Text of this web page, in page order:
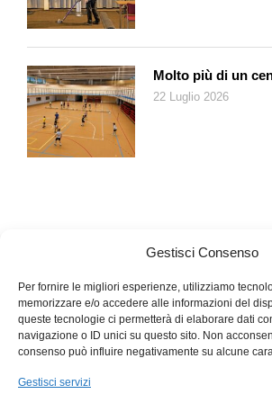
Gestisci Consenso
Per fornire le migliori esperienze, utilizziamo
memorizzare e/o accedere alle informazioni del
queste tecnologie ci permetterà di elaborare dati
navigazione o ID unici su questo sito. Non
consenso può influire negativamente su alcune
Gestisci servizi
Molto più di un
22 Luglio 2026